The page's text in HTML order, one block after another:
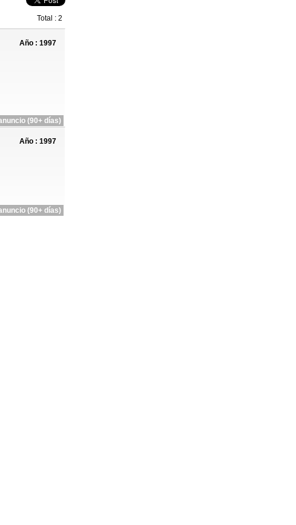
Total : 2
Año : 1997
(90+ días)
Año : 1997
(90+ días)